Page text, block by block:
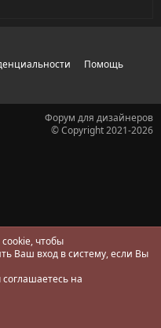
Помощь
Форум для дизайнеров
© Copyright 2021-2026
чтобы
Ваш вход в систему, если Вы
на